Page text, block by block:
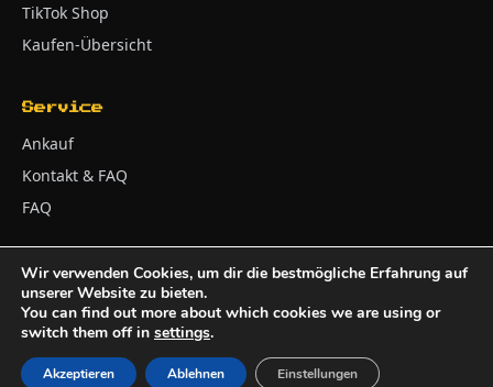
TikTok Shop
Kaufen-Übersicht
Service
Ankauf
Kontakt & FAQ
FAQ
© 2026 Adler KontorImpressum
Zahlung & VersandBatteriehinweise
Wir verwenden Cookies, um dir die bestmögliche Erfahrung auf
unserer Website zu bieten.
You can find out more about which cookies we are using or
switch them off in settings.
Akzeptieren Ablehnen Einstellungen